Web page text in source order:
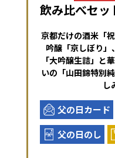
飲み比べセ
京都だけの酒米「
吟醸「京しぼり」
「大吟醸生詰」と
いの「山田錦特別
し
父の日カード
父の日のし